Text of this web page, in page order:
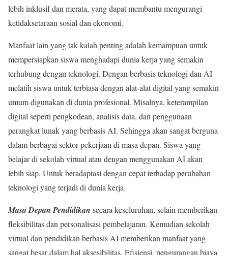
lebih inklusif dan merata, yang dapat membantu mengurangi
ketidaksetaraan sosial dan ekonomi.
Manfaat lain yang tak kalah penting adalah kemampuan untuk
mempersiapkan siswa menghadapi dunia kerja yang semakin
terhubung dengan teknologi. Dengan berbasis teknologi dan AI
melatih siswa untuk terbiasa dengan alat-alat digital yang semakin
umum digunakan di dunia profesional. Misalnya, keterampilan
digital seperti pengkodean, analisis data, dan penggunaan
perangkat lunak yang berbasis AI. Sehingga akan sangat berguna
dalam berbagai sektor pekerjaan di masa depan. Siswa yang
belajar di sekolah virtual atau dengan menggunakan AI akan
lebih siap. Untuk beradaptasi dengan cepat terhadap perubahan
teknologi yang terjadi di dunia kerja.
Masa Depan Pendidikan secara keseluruhan, selain memberikan
fleksibilitas dan personalisasi pembelajaran. Kemudian sekolah
virtual dan pendidikan berbasis AI memberikan manfaat yang
sangat besar dalam hal aksesibilitas. Efisiensi, pengurangan biaya,